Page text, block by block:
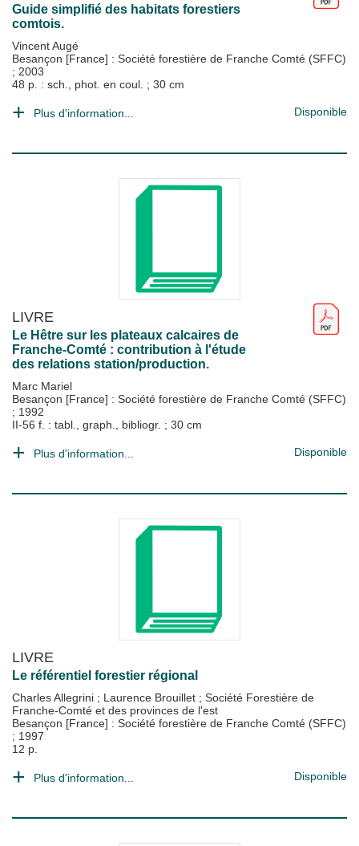
Guide simplifié des habitats forestiers
comtois.
Vincent Augé
Besançon [France] : Société forestière de Franche Comté (SFFC)
; 2003
48 p. : sch., phot. en coul. ; 30 cm
Plus d'information... Disponible
LIVRE
Le Hêtre sur les plateaux calcaires de
Franche-Comté : contribution à l'étude
des relations station/production.
Marc Mariel
Besançon [France] : Société forestière de Franche Comté (SFFC)
; 1992
II-56 f. : tabl., graph., bibliogr. ; 30 cm
Plus d'information... Disponible
LIVRE
Le référentiel forestier régional
Charles Allegrini ; Laurence Brouillet ; Société Forestière de
Franche-Comté et des provinces de l'est
Besançon [France] : Société forestière de Franche Comté (SFFC)
; 1997
12 p.
Plus d'information... Disponible